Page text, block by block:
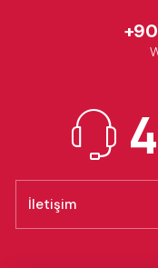
İletişim